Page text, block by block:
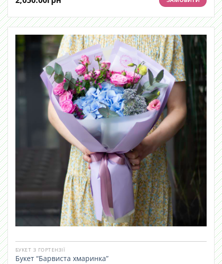
БУКЕТ З ГОРТЕНЗІЇ
Букет “Барвиста хмаринка”